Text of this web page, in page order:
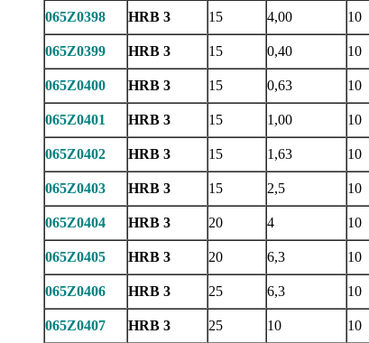
065Z0398 HRB 3 15 4,00 10
065Z0399 HRB 3 15 0,40 10
065Z0400 HRB 3 15 0,63 10
065Z0401 HRB 3 15 1,00 10
065Z0402 HRB 3 15 1,63 10
065Z0403 HRB 3 15 2,5 10
065Z0404 HRB 3 20 4 10
065Z0405 HRB 3 20 6,3 10
065Z0406 HRB 3 25 6,3 10
065Z0407 HRB 3 25 10 10